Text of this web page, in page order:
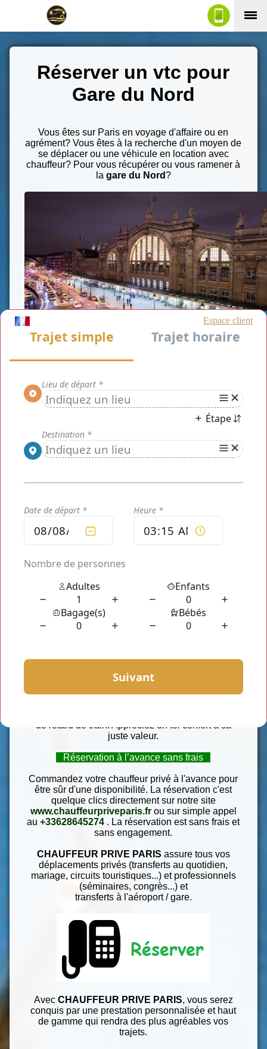
Réserver un vtc pour
Gare du Nord
Vous êtes sur Paris en voyage d'affaire ou en
agrément? Vous êtes à la recherche d'un moyen de
se déplacer ou une véhicule en location avec
chauffeur? Pour vous récupérer ou vous ramener à
la gare du Nord?
pour Gare du Nord
CHAUFFEUR PRIVE
professionnel ou personnel. Le service de transport
a mis un système afin de vous permettre de
connaitre à l'avance le prix de votre course.
Nous sommes le spécialiste de transport
en gare ,
Paris et Ile de France .
Vous pouvez profiter de nos services 24h/24 et 7j/7
donc à n'importe quel moment et surtout pour toute
circonstance.
Réserver un vtc pour Gare du Nord
reste à votre entière disposition afin de vous
Seul ou à plusieurs, nos berlines et nos vans sont
parfaits pour vos transferts. Sièges tout confort,
chargeur téléphone, presse du jour, bouteille d’eau
fraîche et même siège bébé/enfant seront à votre
Profitez d’un tarif au forfait
Chez nous le prix d’une course VTC est toujours
communiqué avant votre trajet. Nos tarifs sont
de retard de train. Appréciez un tel confort à sa
juste valeur.
Réservation à l’avance sans frais
Commandez votre chauffeur privé à l'avance pour
être sûr d'une disponibilité. La réservation c'est
quelque clics directement sur notre site
www.chauffeurpriveparis.frou sur simple appel
au+33628645274 . La réservation est sans frais et
sans engagement.
CHAUFFEUR PRIVE PARIS assure tous vos
déplacements privés (transferts au quotidien,
mariage, circuits touristiques...) et professionnels
(séminaires, congrès...) et
transferts à l'aéroport / gare.
Avec CHAUFFEUR PRIVE PARIS, vous serez
conquis par une prestation personnalisée et haut
de gamme qui rendra des plus agréables vos
trajets.